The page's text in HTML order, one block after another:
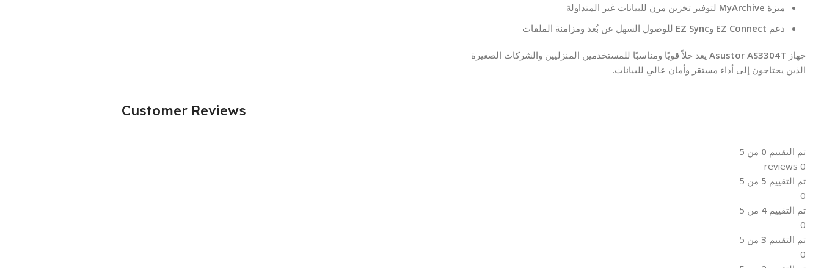
ميزة MyArchive لتوفير تخزين مرن للبيانات غير المتداولة
دعم EZ Connect وEZ Sync للوصول السهل عن بُعد ومزامنة الملفات
جهاز Asustor AS3304T يعد حلاً قويًا ومناسبًا للمستخدمين المنزليين والشركات الصغيرة
الذين يحتاجون إلى أداء مستقر وأمان عالي للبيانات.
Customer Reviews
تم التقييم 0 من 5
0 reviews
تم التقييم 5 من 5
0
تم التقييم 4 من 5
0
تم التقييم 3 من 5
0